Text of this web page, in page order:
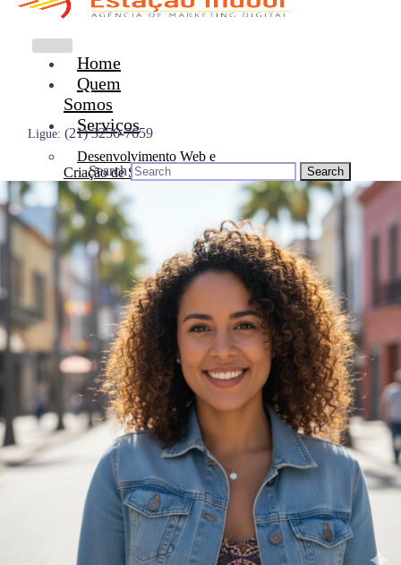
Home
Quem
Somos
Serviços
Desenvolvimento Web e
Criação de Site
Gestão de Redes Sociais
Criação Publicitária
Links Patrocinados
Otimização de SEO
Comunicação Integrada
Produção Sonora
Identidade Musical
Equipe
Blog
Contato
Ligue: (21) 3256-7659
Search